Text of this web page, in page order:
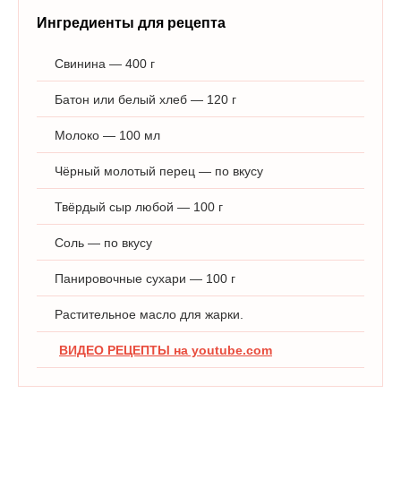
Ингредиенты для рецепта
Свинина — 400 г
Батон или белый хлеб — 120 г
Молоко — 100 мл
Чёрный молотый перец — по вкусу
Твёрдый сыр любой — 100 г
Соль — по вкусу
Панировочные сухари — 100 г
Растительное масло для жарки.
ВИДЕО РЕЦЕПТЫ на youtube.com